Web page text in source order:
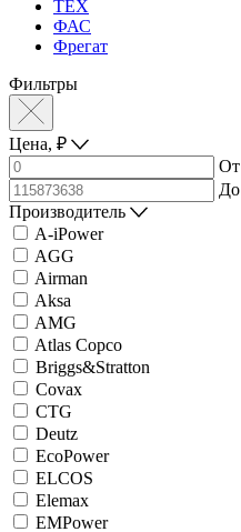
ТЕХ
ФАС
Фрегат
Фильтры
Цена, ₽
От
До
Производитель
A-iPower
AGG
Airman
Aksa
AMG
Atlas Copco
Briggs&Stratton
Covax
CTG
Deutz
EcoPower
ELCOS
Elemax
EMPower